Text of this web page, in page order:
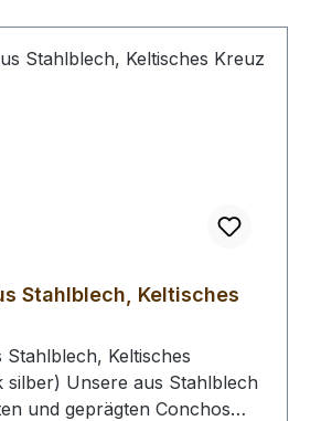
Stahlblech, Keltisches
Stahlblech, Keltisches
silber) Unsere aus Stahlblech
und geprägten Conchos